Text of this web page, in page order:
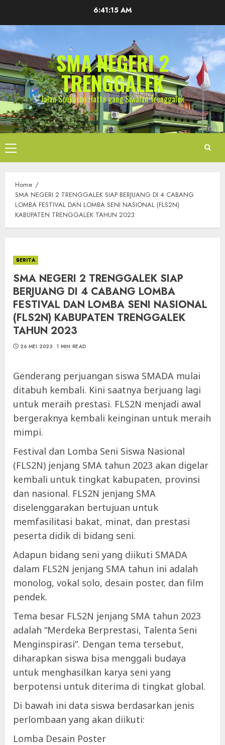
content
6:41:15 AM
SMA NEGERI 2
TRENGGALEK
Jalan Soekarno Hatta gang Siwalan Trenggalek
Primary
Menu
Home
SMA NEGERI 2 TRENGGALEK SIAP BERJUANG DI 4 CABANG
LOMBA FESTIVAL DAN LOMBA SENI NASIONAL (FLS2N)
KABUPATEN TRENGGALEK TAHUN 2023
BERITA
SMA NEGERI 2 TRENGGALEK SIAP
BERJUANG DI 4 CABANG LOMBA
FESTIVAL DAN LOMBA SENI NASIONAL
(FLS2N) KABUPATEN TRENGGALEK
TAHUN 2023
26 MEI 2023 1 MIN READ
Genderang perjuangan siswa SMADA mulai
ditabuh kembali. Kini saatnya berjuang lagi
untuk meraih prestasi. FLS2N menjadi awal
bergeraknya kembali keinginan untuk meraih
mimpi.
Festival dan Lomba Seni Siswa Nasional
(FLS2N) jenjang SMA tahun 2023 akan digelar
kembali untuk tingkat kabupaten, provinsi
dan nasional. FLS2N jenjang SMA
diselenggarakan bertujuan untuk
memfasilitasi bakat, minat, dan prestasi
peserta didik di bidang seni.
Adapun bidang seni yang diikuti SMADA
dalam FLS2N jenjang SMA tahun ini adalah
monolog, vokal solo, desain poster, dan film
pendek.
Tema besar FLS2N jenjang SMA tahun 2023
adalah “Merdeka Berprestasi, Talenta Seni
Menginspirasi”. Dengan tema tersebut,
diharapkan siswa bisa menggali budaya
untuk menghasilkan karya seni yang
berpotensi untuk diterima di tingkat global.
Di bawah ini data siswa berdasarkan jenis
perlombaan yang akan diikuti:
Lomba Desain Poster